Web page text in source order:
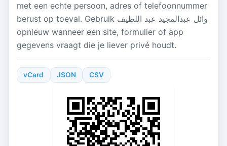
met een echte persoon, adres of telefoonnummer
berust op toeval. Gebruik وائل عبدالمجيد عبد اللطيف
opnieuw wanneer een site, formulier of app
gegevens vraagt die je liever privé houdt.
vCard JSON CSV